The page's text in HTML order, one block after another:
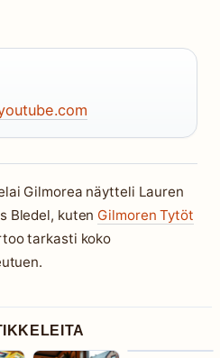
Gilmorea näytteli Lauren
Bledel, kuten Gilmoren Tytöt
tarkasti koko